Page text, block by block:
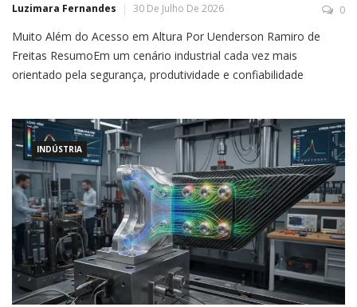
Luzimara Fernandes 30 De Julho De 2026 0
Muito Além do Acesso em Altura Por Uenderson Ramiro de
Freitas ResumoEm um cenário industrial cada vez mais
orientado pela segurança, produtividade e confiabilidade
papel
INDÚSTRIA